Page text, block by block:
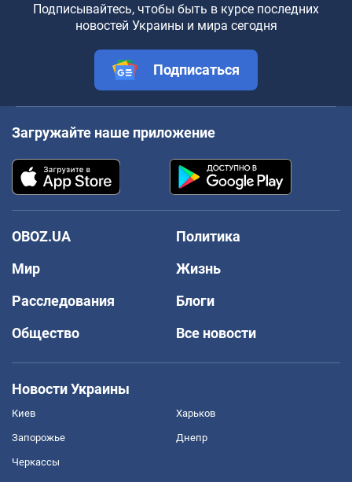
Подписывайтесь, чтобы быть в курсе последних
новостей Украины и мира сегодня
Подписаться
Загружайте наше приложение
OBOZ.UA
Политика
Мир
Жизнь
Расследования
Блоги
Общество
Все новости
Новости Украины
Киев Харьков
Запорожье Днепр
Черкассы